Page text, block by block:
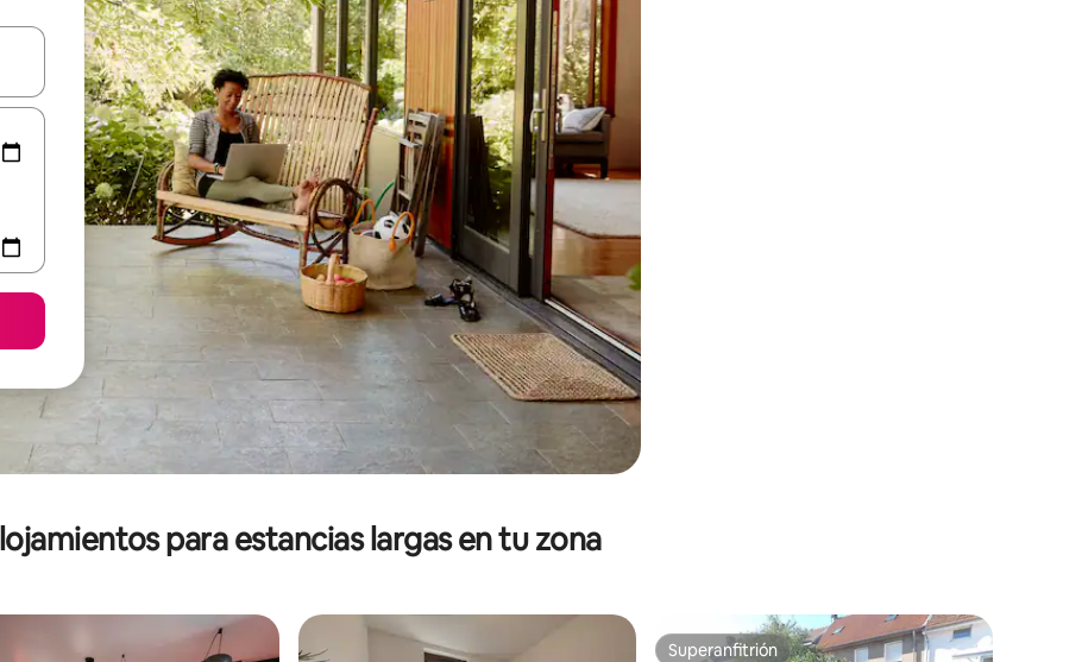
navegar usando las teclas de las flechas hacia arriba y hacia abajo, o bien tocando y deslizando la pantalla.
para estancias largas en tu zona
Superanfitrión